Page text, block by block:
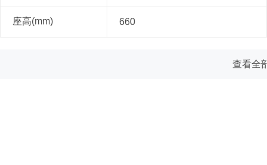
座高(mm) 660
查看全